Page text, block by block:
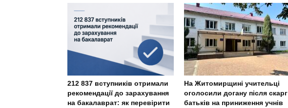
212 837 вступників отримали
рекомендації до зарахування
на бакалаврат: як перевірити
На Житомирщині учительці
оголосили догану після скарг
батьків на приниження учнів